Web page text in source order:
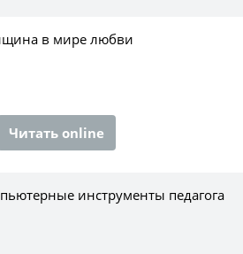
в мире любви
Читать online
инструменты педагога